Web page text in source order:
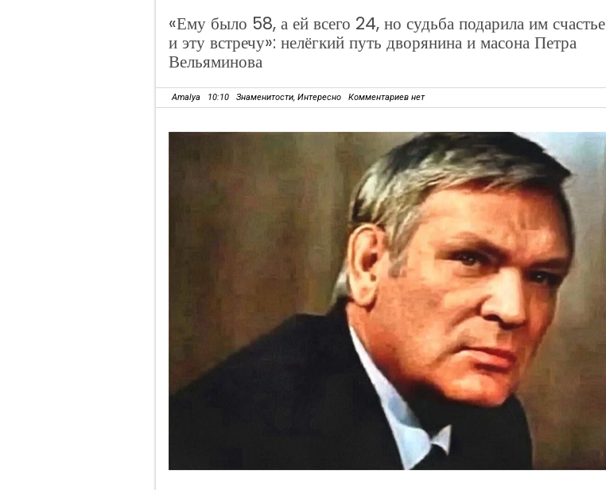
«Ему было 58, а ей всего 24, но судьба подарила им счастье
и эту встречу»: нелёгкий путь дворянина и масона Петра
Вельяминова
Amalya 10:10 Знаменитости, Интересно Комментариев нет